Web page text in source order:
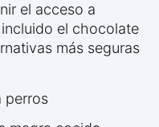
el acceso a
el chocolate
más seguras
perros